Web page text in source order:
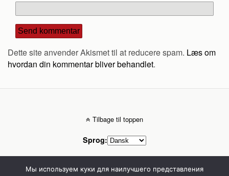
Dette site anvender Akismet til at reducere spam. Læs om
hvordan din kommentar bliver behandlet.
Tilbage til toppen
Sprog:
Mobil Desktop
Мы используем куки для наилучшего представления